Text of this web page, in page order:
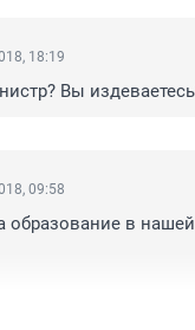
18:19
Вы
09:58
образование в